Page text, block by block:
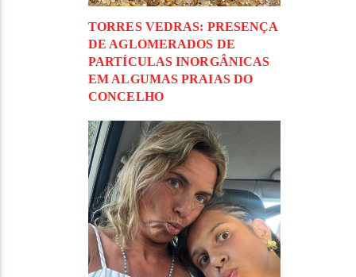
TORRES VEDRAS: PRESENÇA
DE AGLOMERADOS DE
PARTÍCULAS INORGÂNICAS
EM ALGUMAS PRAIAS DO
CONCELHO